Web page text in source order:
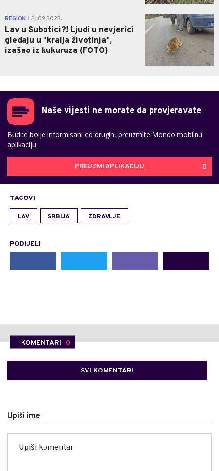
REGION 21.09.2023.
Lav u Subotici?! Ljudi u nevjerici
gledaju u "kralja životinja",
izašao iz kukuruza (FOTO)
1
Naše vijesti ne morate da provjeravate
Budite bolje informisani od drugih, preuzmite Mondo mobilnu
aplikaciju
PREUZMI APLIKACIJU
TAGOVI
LAV SRBIJA ZDRAVLJE
PODIJELI
KOMENTARI 0
SVI KOMENTARI
Upiši ime